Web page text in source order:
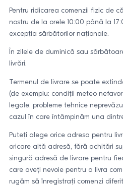
Pentru ridicarea comenzii fizic de
nostru de la orele 10:00 până la
excepția sărbătorilor naționale.
În zilele de duminică sau
livrări.
Termenul de livrare se poate
(de exemplu: condiții meteo
legale, probleme tehnice
cazul în care întâmpinăm una
Puteți alege orice adresa pentru
oricare altă adresă, fără achitări
singură adresă de livrare pentru
care aveți nevoie pentru a livra
rugăm să înregistrați comenzi